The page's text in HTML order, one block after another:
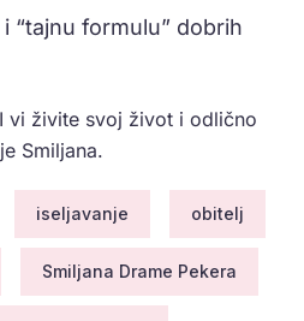
“tajnu formulu” dobrih
vi živite svoj život i odlično
Smiljana.
iseljavanje obitelj
Smiljana Drame Pekera